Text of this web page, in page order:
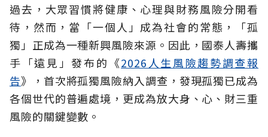
過去，大眾習慣將健康、心理與財務風險分開看
待，然而，當「一個人」成為社會的常態，「孤
獨」正成為一種新興風險來源。因此，國泰人壽攜
手「遠見」發布的《2026人生風險趨勢調查報
告》，首次將孤獨風險納入調查，發現孤獨已成為
各個世代的普遍處境，更成為放大身、心、財三重
風險的關鍵變數。